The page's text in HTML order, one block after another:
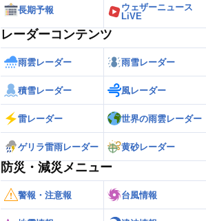
長期予報
ウェザーニュース
LiVE
レーダーコンテンツ
雨雲レーダー 雨雪レーダー
積雪レーダー 風レーダー
雷レーダー 世界の雨雲レーダー
ゲリラ雷雨レーダー 黄砂レーダー
防災・減災メニュー
警報・注意報 台風情報